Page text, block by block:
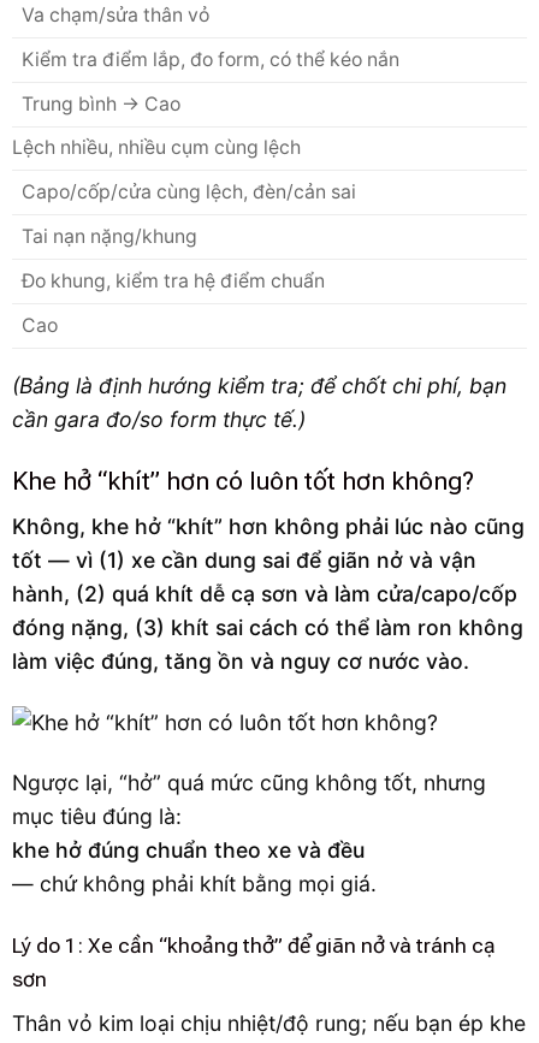
Va chạm/sửa thân vỏ
Kiểm tra điểm lắp, đo form, có thể kéo nắn
Trung bình → Cao
Lệch nhiều, nhiều cụm cùng lệch
Capo/cốp/cửa cùng lệch, đèn/cản sai
Tai nạn nặng/khung
Đo khung, kiểm tra hệ điểm chuẩn
Cao
(Bảng là định hướng kiểm tra; để chốt chi phí, bạn
cần gara đo/so form thực tế.)
Khe hở “khít” hơn có luôn tốt hơn không?
Không, khe hở “khít” hơn không phải lúc nào cũng
tốt — vì (1) xe cần dung sai để giãn nở và vận
hành, (2) quá khít dễ cạ sơn và làm cửa/capo/cốp
đóng nặng, (3) khít sai cách có thể làm ron không
làm việc đúng, tăng ồn và nguy cơ nước vào.
Ngược lại, “hở” quá mức cũng không tốt, nhưng
mục tiêu đúng là:
khe hở đúng chuẩn theo xe và đều
— chứ không phải khít bằng mọi giá.
Lý do 1: Xe cần “khoảng thở” để giãn nở và tránh cạ
sơn
Thân vỏ kim loại chịu nhiệt/độ rung; nếu bạn ép khe